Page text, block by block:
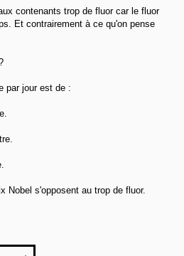
contenants trop de fluor car le fluor
Et contrairement à ce qu'on pense
par jour est de :
Nobel s'opposent au trop de fluor.